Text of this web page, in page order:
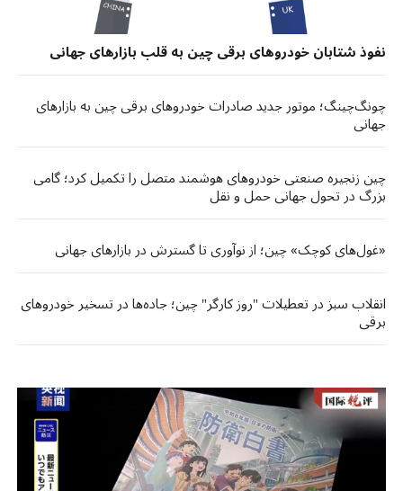
نفوذ شتابان خودروهای برقی چین به قلب بازارهای جهانی
چونگ‌چینگ؛ موتور جدید صادرات خودروهای برقی چین به بازارهای
جهانی
چین زنجیره صنعتی خودروهای هوشمند متصل را تکمیل کرد؛ گامی
بزرگ در تحول جهانی حمل‌ و نقل
«غول‌های کوچک» چین؛ از نوآوری تا گسترش در بازارهای جهانی
انقلاب سبز در تعطیلات "روز کارگر" چین؛ جاده‌ها در تسخیر خودروهای
برقی